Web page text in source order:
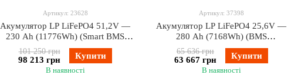
Артикул: 23628
Акумулятор LP LiFePO4 51,2V —
230 Ah (11776Wh) (Smart BMS
200A/100А) з LCD метал RM
101 250 грн
98 213 грн Купити
В наявності
Артикул: 37398
Акумулятор LP LiFePO4 25,6V —
280 Ah (7168Wh) (BMS
200A/200А) пластик Smart BT
65 636 грн
63 667 грн Купити
В наявності